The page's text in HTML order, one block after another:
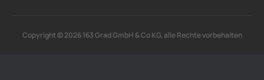
Copyright © 2026 163 Grad GmbH & Co KG, alle Rechte vorbehalten